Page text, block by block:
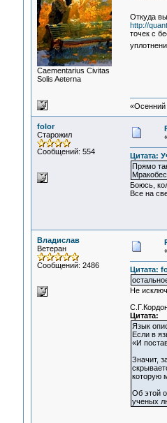
Сaementarius Civitas
Solis Aeterna
Откуда
http://
точек с
«Осенний
folor
Старожил
Сообщений: 554
Цитата:
Прямо
Боюсь,
Все на
Владислав
Ветеран
Сообщений: 2486
Цитата:
Не
Цитата:
Язык
Если в
«И
Значит,
которую
Об этой
ученых